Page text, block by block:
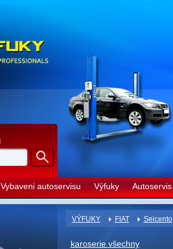
Vybaveni autoservisu Výfuky Autoservis
VÝFUKY FIAT Seicento
karoserie všechny